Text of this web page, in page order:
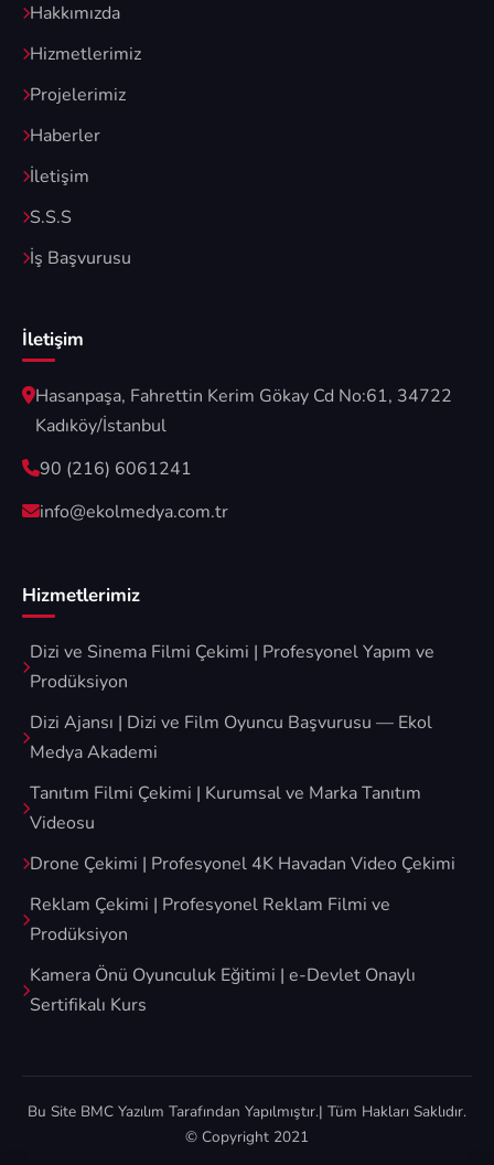
Hakkımızda
Hizmetlerimiz
Projelerimiz
Haberler
İletişim
S.S.S
İş Başvurusu
İletişim
Hasanpaşa, Fahrettin Kerim Gökay Cd No:61, 34722
Kadıköy/İstanbul
90 (216) 6061241
info@ekolmedya.com.tr
Hizmetlerimiz
Dizi ve Sinema Filmi Çekimi | Profesyonel Yapım ve
Prodüksiyon
Dizi Ajansı | Dizi ve Film Oyuncu Başvurusu — Ekol
Medya Akademi
Tanıtım Filmi Çekimi | Kurumsal ve Marka Tanıtım
Videosu
Drone Çekimi | Profesyonel 4K Havadan Video Çekimi
Reklam Çekimi | Profesyonel Reklam Filmi ve
Prodüksiyon
Kamera Önü Oyunculuk Eğitimi | e-Devlet Onaylı
Sertifikalı Kurs
Bu Site BMC Yazılım Tarafından Yapılmıştır.| Tüm Hakları Saklıdır.
© Copyright 2021